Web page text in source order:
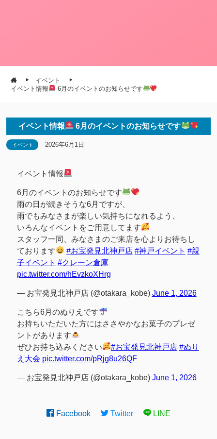
イベント
イベント情報
6月のイベントのお知らせです
イベント情報 6月のイベントのお知らせです
イベント 2026年6月1日
イベント情報
6月のイベントのお知らせです
雨の日が続きそうな6月ですが、
雨でもみなさまが楽しい気持ちになれるよう、
いろんなイベントをご用意してます
スタッフ一同、みなさまのご来店を心よりお待ちし
ております
#お宝発見北神戸店 #神戸イベント #親
子イベント #クレーン倉庫
pic.twitter.com/hEvzkoXHrg
— お宝発見北神戸店 (@otakara_kobe) June 1, 2026
こちら6月のぬりえです
お持ちいただいた方にはささやかなお菓子のプレゼ
ントがあります
ぜひお持ち込みください
#お宝発見北神戸店 #ぬり
え大会 pic.twitter.com/pRjg8u26QF
— お宝発見北神戸店 (@otakara_kobe) June 1, 2026
Facebook Twitter LINE